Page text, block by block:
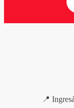
📍